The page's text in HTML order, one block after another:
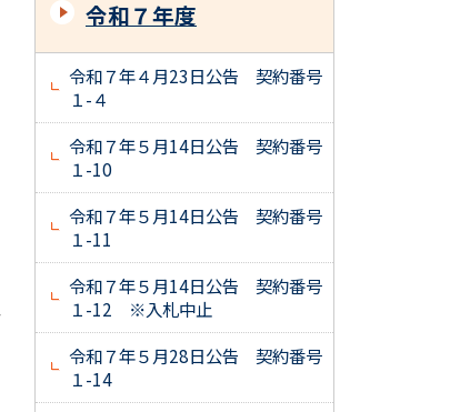
令和７年度
令和７年４月23日公告 契約番号
１-４
令和７年５月14日公告 契約番号
１-10
令和７年５月14日公告 契約番号
１-11
令和７年５月14日公告 契約番号
１-12 ※入札中止
令和７年５月28日公告 契約番号
１-14